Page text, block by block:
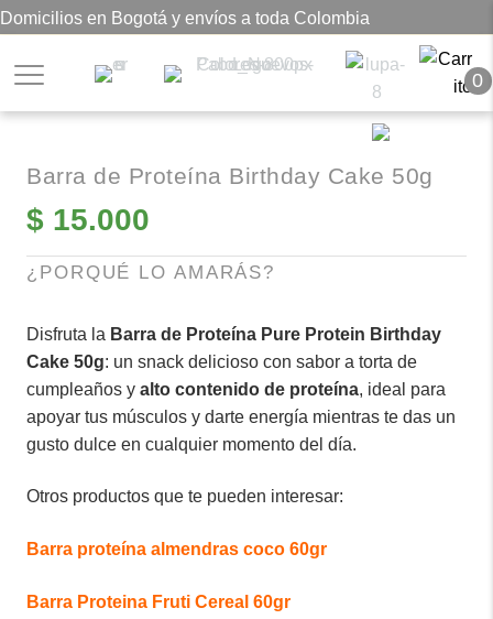
Domicilios en Bogotá y envíos a toda Colombia
0
Barra de Proteína Birthday Cake 50g
$ 15.000
¿PORQUÉ LO AMARÁS?
Disfruta la Barra de Proteína Pure Protein Birthday
Cake 50g: un snack delicioso con sabor a torta de
cumpleaños y alto contenido de proteína, ideal para
apoyar tus músculos y darte energía mientras te das un
gusto dulce en cualquier momento del día.
Otros productos que te pueden interesar:
Barra proteína almendras coco 60gr
Barra Proteina Fruti Cereal 60gr